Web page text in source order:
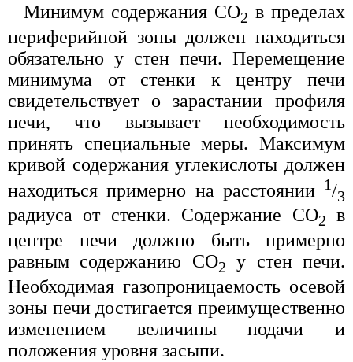
Минимум содержания СО2 в пределах
периферийной зоны должен находиться
обязательно у стен печи. Перемещение
минимума от стенки к центру печи
свидетельствует о зарастании профиля
печи, что вызывает необходимость
принять специальные меры. Максимум
кривой содержания углекислоты должен
находиться примерно на расстоянии 1/3
радиуса от стенки. Содержание СО2
в
центре печи должно быть примерно
равным содержанию СО2
у стен печи.
Необходимая газопроницаемость осевой
зоны печи достигается преимущественно
изменением величины подачи и
положения уровня засыпи.